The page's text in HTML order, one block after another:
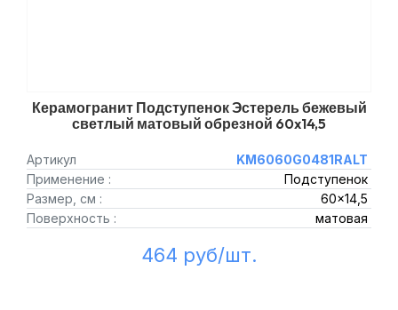
Керамогранит Подступенок Эстерель бежевый
светлый матовый обрезной 60x14,5
Артикул
KM6060G0481RALT
Применение :
Подступенок
Размер, см :
60x14,5
Поверхность :
матовая
464 руб/шт.